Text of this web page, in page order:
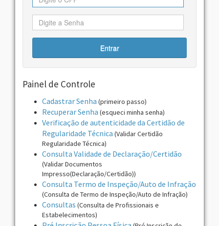
Entrar
Painel de Controle
Cadastrar Senha (primeiro passo)
Recuperar Senha (esqueci minha senha)
Verificação de autenticidade da Certidão de
Regularidade Técnica (Validar Certidão
Regularidade Técnica)
Consulta Validade de Declaração/Certidão
(Validar Documentos
Impresso(Declaração/Certidão))
Consulta Termo de Inspeção/Auto de Infração
(Consulta de Termo de Inspeção/Auto de Infração)
Consultas (Consulta de Profissionais e
Estabelecimentos)